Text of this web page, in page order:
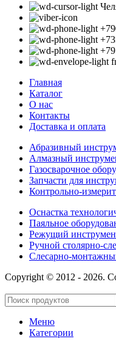
Главная
Каталог
О нас
Контакты
Доставка и оплата
Абразивный
Алмазный
Газосварочное
Запчасти для
Контрольно-
Оснастка
Паяльное
Режущий
Ручной столярно-
Слесарно-
Copyright © 2012 - 2026.
Меню
Категории